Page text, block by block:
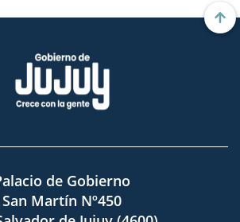
de Gobierno
San Martín Nº450